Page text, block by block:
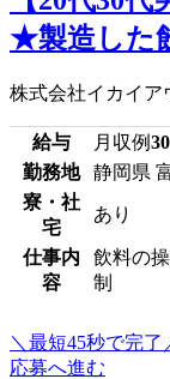
★製造した
株式会社イカイア
給与 月収例
勤務地
静岡県
寮・社
宅
あり
仕事内
容
飲料の
制
＼最短45秒で完了
応募へ進む